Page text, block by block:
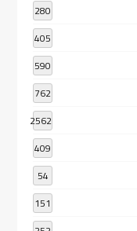
280
405
590
762
2562
409
54
151